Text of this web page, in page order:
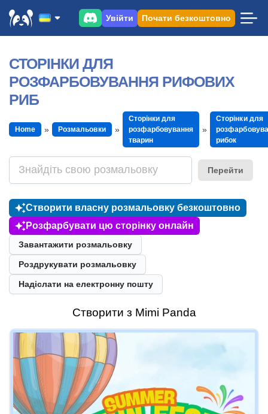
Увійти Почати безкоштовно
СТОРІНКИ ДЛЯ
РОЗФАРБОВУВАННЯ РИФОВИХ
РИБ
Home Розмальовки
Сторінки для
розфарбовування
тварин
Сторінки для
рибок
Перейти
Створити власну розмальовку безкоштовно
Розфарбувати цю сторінку онлайн
Завантажити розмальовку
Роздрукувати розмальовку
Надіслати на електронну пошту
Створити з Mimi Panda